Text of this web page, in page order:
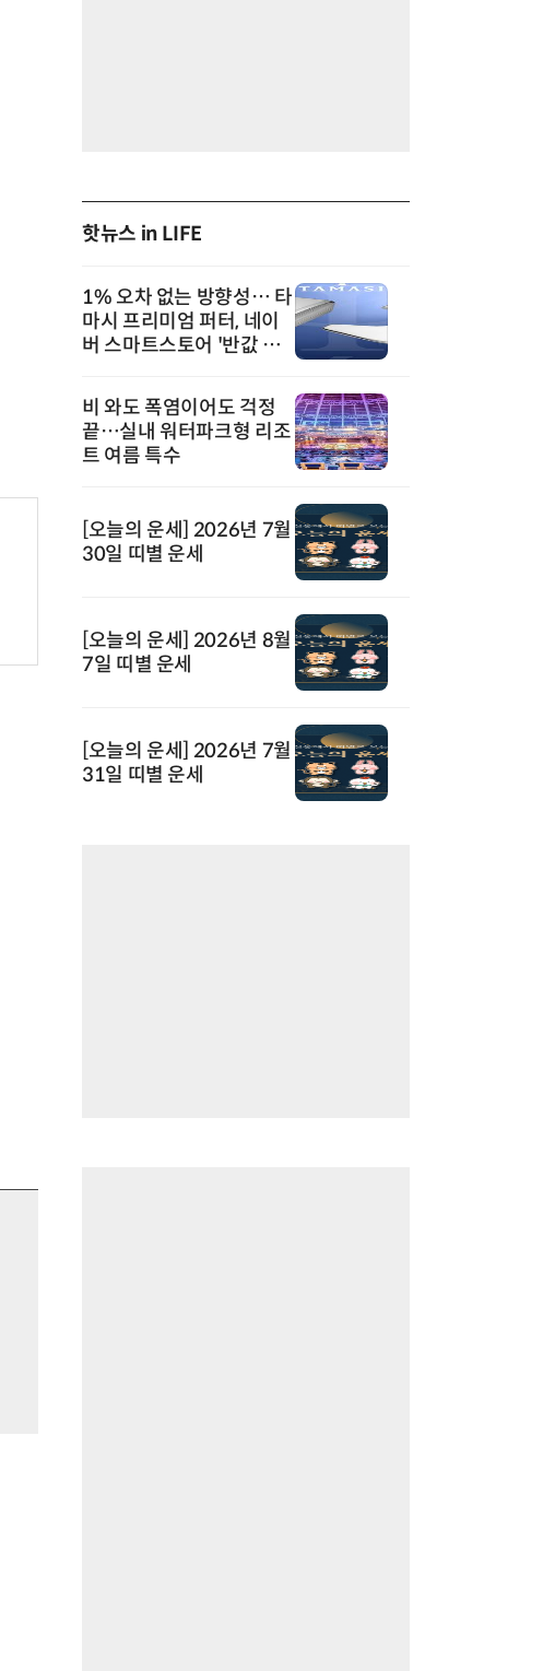
핫뉴스 in LIFE
1% 오차 없는 방향성… 타
마시 프리미엄 퍼터, 네이
버 스마트스토어 '반값 할
비 와도 폭염이어도 걱정
끝…실내 워터파크형 리조
트 여름 특수
[오늘의 운세] 2026년 7월
30일 띠별 운세
[오늘의 운세] 2026년 8월
7일 띠별 운세
[오늘의 운세] 2026년 7월
31일 띠별 운세